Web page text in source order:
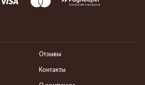
Отзывы
Контакты